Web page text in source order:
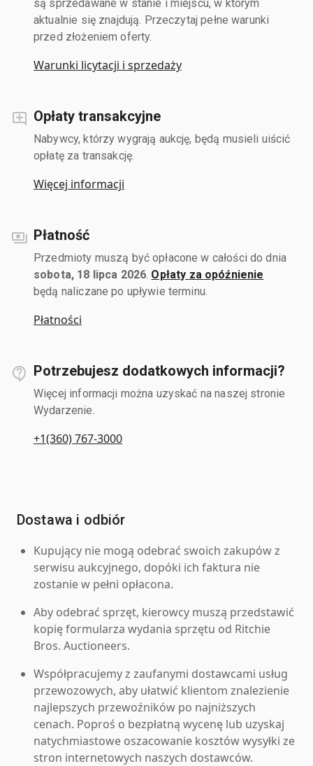
są sprzedawane w stanie i miejscu, w którym
aktualnie się znajdują. Przeczytaj pełne warunki
przed złożeniem oferty.
Warunki licytacji i sprzedaży
Opłaty transakcyjne
Nabywcy, którzy wygrają aukcję, będą musieli uiścić
opłatę za transakcję.
Więcej informacji
Płatność
Przedmioty muszą być opłacone w całości do dnia
sobota, 18 lipca 2026 Opłaty za opóźnienie
będą naliczane po upływie terminu.
Płatności
Potrzebujesz dodatkowych informacji?
Więcej informacji można uzyskać na naszej stronie
Wydarzenie.
+1(360) 767-3000
Dostawa i odbiór
Kupujący nie mogą odebrać swoich zakupów z
serwisu aukcyjnego, dopóki ich faktura nie
zostanie w pełni opłacona.
Aby odebrać sprzęt, kierowcy muszą przedstawić
kopię formularza wydania sprzętu od Ritchie
Bros. Auctioneers.
Współpracujemy z zaufanymi dostawcami usług
przewozowych, aby ułatwić klientom znalezienie
najlepszych przewoźników po najniższych
cenach. Poproś o bezpłatną wycenę lub uzyskaj
natychmiastowe oszacowanie kosztów wysyłki ze
stron internetowych naszych dostawców.